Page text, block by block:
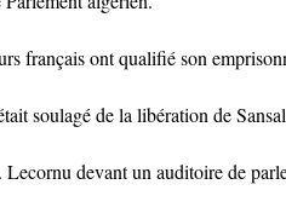
français ont qualifié son
soulagé de la libération de
devant un auditoire de